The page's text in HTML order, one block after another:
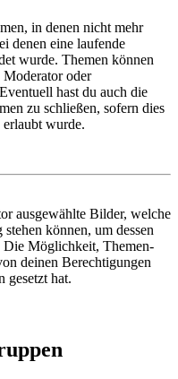
in denen nicht mehr
denen eine laufende
wurde. Themen können
oder
hast du auch die
zu schließen, sofern dies
wurde.
ausgewählte Bilder, welche
können, um dessen
Die Möglichkeit, Themen-
deinen Berechtigungen
gesetzt hat.